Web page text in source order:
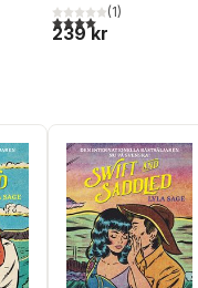
Totalt antal röster:
4,0utav 5 stjärnor.
(1)
239 kr